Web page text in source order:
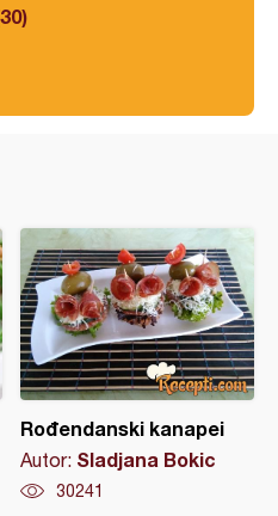
Rođendanski kanapei
Autor: Sladjana Bokic
30241